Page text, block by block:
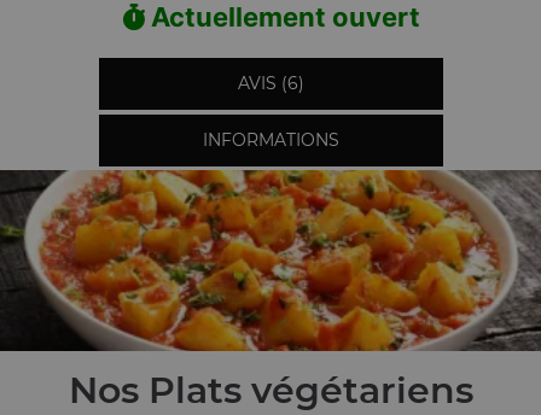
Actuellement ouvert
AVIS (6)
INFORMATIONS
Nos Plats végétariens